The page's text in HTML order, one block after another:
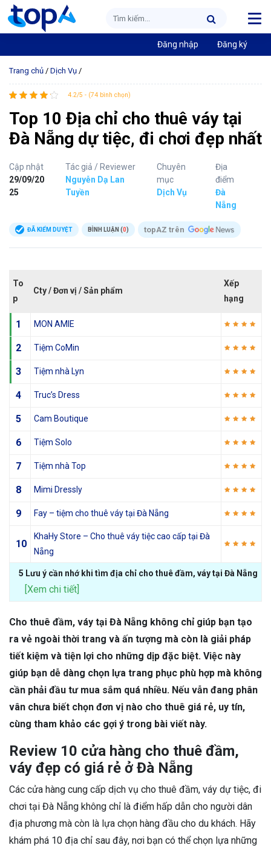
Đăng nhập Đăng ký
Trang chủ / Dịch Vụ /
4.2/5 - (74 bình chọn)
Top 10 Địa chỉ cho thuê váy tại
Đà Nẵng dự tiệc, đi chơi đẹp nhất
Cập nhật
29/09/20
25
Tác giả / Reviewer
Nguyễn Dạ Lan
Tuyền
Chuyên
mục
Dịch Vụ
Địa
điểm
Đà
Nẵng
ĐÃ KIỂM DUYỆT BÌNH LUẬN (0) topAZ trên
To
p
Cty / Đơn vị / Sản phẩm
Xếp
hạng
1 MON AMIE
2 Tiệm CoMin
3 Tiệm nhà Lyn
4 Truc’s Dress
5 Cam Boutique
6 Tiệm Solo
7 Tiệm nhà Top
8 Mimi Dressly
9 Fay – tiệm cho thuê váy tại Đà Nẵng
10
KhaHy Store – Cho thuê váy tiệc cao cấp tại Đà
Nẵng
5 Lưu ý cần nhớ khi tìm địa chỉ cho thuê đầm, váy tại Đà Nẵng
[Xem chi tiết]
Cho thuê đầm, váy tại Đà Nẵng không chỉ giúp bạn tạo
ra vẻ ngoài thời trang và ấn tượng mà còn là giải pháp
tiết kiệm và tiện lợi cho những dịp đặc biệt. Việc này
giúp bạn dễ dàng chọn lựa trang phục phù hợp mà không
cần phải đầu tư mua sắm quá nhiều. Nếu vẫn đang phân
vân chưa biết chọn đơn vị nào cho thuê giá rẻ, uy tín,
cùng tham khảo các gợi ý trong bài viết này.
Review 10 cửa hàng cho thuê đầm,
váy đẹp có giá rẻ ở Đà Nẵng
Các cửa hàng cung cấp dịch vụ cho thuê đầm, váy dự tiệc, đi
chơi tại Đà Nẵng không chỉ là điểm hấp dẫn cho người dân
địa phương mà còn là lựa chọn hàng đầu cho du khách. Hãy
khám phá 10 địa chỉ sau đây, nơi bạn có thể chọn lựa những